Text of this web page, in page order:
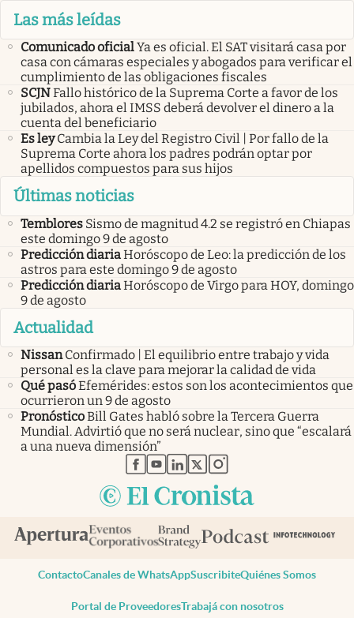
Las más leídas
Comunicado oficialYa es oficial. El SAT visitará casa por
casa con cámaras especiales y abogados para verificar el
cumplimiento de las obligaciones fiscales
SCJNFallo histórico de la Suprema Corte a favor de los
jubilados, ahora el IMSS deberá devolver el dinero a la
cuenta del beneficiario
Es ley Cambia la Ley del Registro Civil | Por fallo de la
Suprema Corte ahora los padres podrán optar por
apellidos compuestos para sus hijos
Últimas noticias
Temblores Sismo de magnitud 4.2 se registró en Chiapas
este domingo 9 de agosto
Predicción diariaHoróscopo de Leo: la predicción de los
astros para este domingo 9 de agosto
Predicción diariaHoróscopo de Virgo para HOY, domingo
9 de agosto
Actualidad
Nissan Confirmado | El equilibrio entre trabajo y vida
personal es la clave para mejorar la calidad de vida
Qué pasóEfemérides: estos son los acontecimientos que
ocurrieron un 9 de agosto
PronósticoBill Gates habló sobre la Tercera Guerra
Mundial. Advirtió que no será nuclear, sino que “escalará
a una nueva dimensión”
abre en nueva pestaña
abre en nueva pestaña
abre en nueva pestaña
abre en nueva pestaña
abre en nueva pestaña
ContactoCanales de WhatsAppSuscribiteQuiénes Somos
Portal de ProveedoresTrabajá con nosotros